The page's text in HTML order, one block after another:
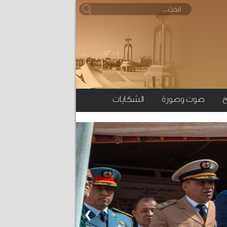
صوت وصورة الشكايات
❯